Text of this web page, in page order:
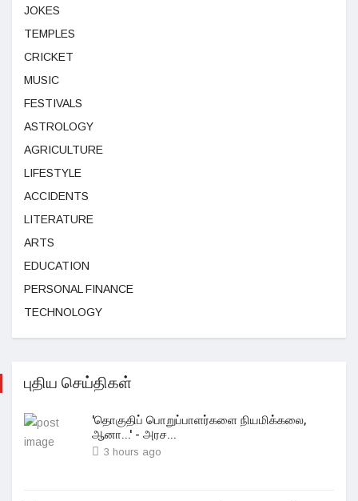
JOKES
TEMPLES
CRICKET
MUSIC
FESTIVALS
ASTROLOGY
AGRICULTURE
LIFESTYLE
ACCIDENTS
LITERATURE
ARTS
EDUCATION
PERSONAL FINANCE
TECHNOLOGY
புதிய செய்திகள்
'தொகுதிப் பொறுப்பாளர்களை நியமிக்கலை,
ஆனா...' - அரச...
3 hours ago